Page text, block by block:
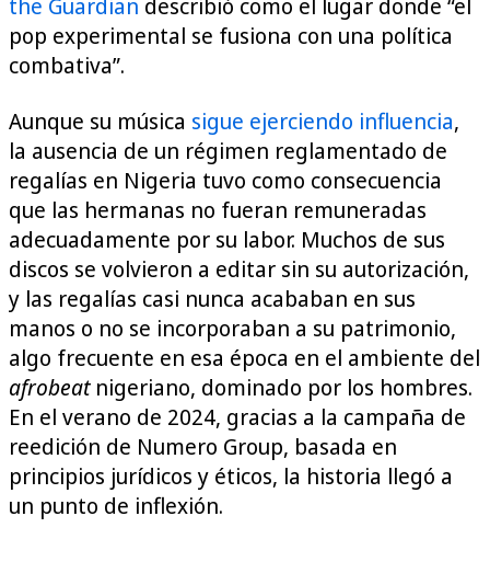
pop experimental se fusiona con una política
combativa”.
Aunque su música sigue ejerciendo influencia,
la ausencia de un régimen reglamentado de
regalías en Nigeria tuvo como consecuencia
que las hermanas no fueran remuneradas
adecuadamente por su labor. Muchos de sus
discos se volvieron a editar sin su autorización,
y las regalías casi nunca acababan en sus
manos o no se incorporaban a su patrimonio,
algo frecuente en esa época en el ambiente del
afrobeatnigeriano, dominado por los hombres.
En el verano de 2024, gracias a la campaña de
reedición de Numero Group, basada en
principios jurídicos y éticos, la historia llegó a
un punto de inflexión.